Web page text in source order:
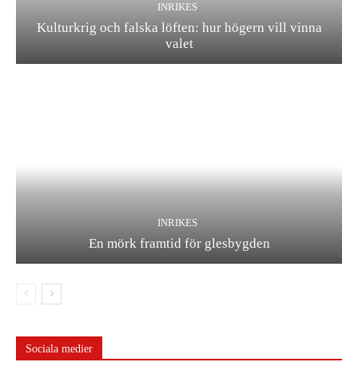
INRIKES
Kulturkrig och falska löften: hur högern vill vinna
valet
INRIKES
En mörk framtid för glesbygden
Sociala medier